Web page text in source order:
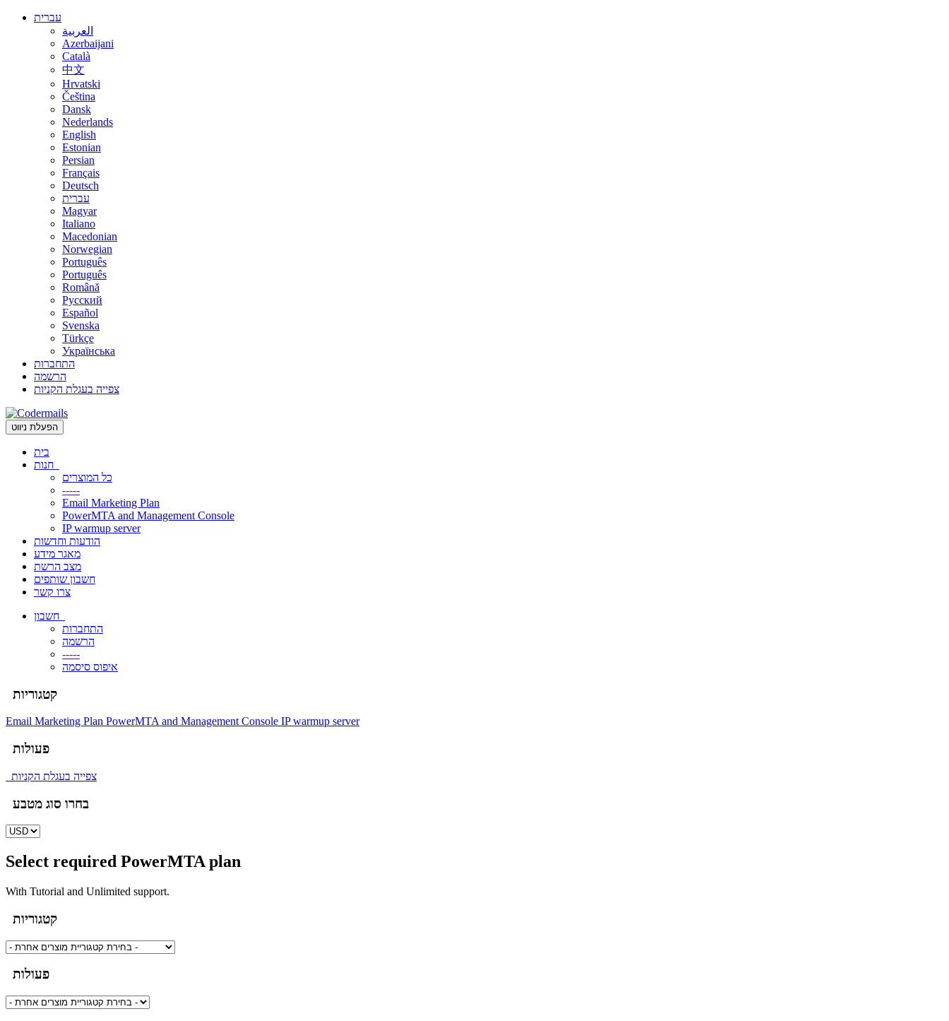
עברית
العربية
Azerbaijani
Català
中文
Hrvatski
Čeština
Dansk
Nederlands
English
Estonian
Persian
Français
Deutsch
עברית
Magyar
Italiano
Macedonian
Norwegian
Português
Português
Română
Русский
Español
Svenska
Türkçe
Українська
התחברות
הרשמה
צפייה בעגלת הקניות
הפעלת ניווט
בית
כל המוצרים
-----
Email Marketing Plan
PowerMTA and Management Console
IP warmup server
הודעות וחדשות
מאגר מידע
מצב הרשת
חשבון שותפים
צרו קשר
התחברות
הרשמה
-----
איפוס סיסמה
קטגוריות
Email Marketing Plan PowerMTA and Management Console IP warmup server
פעולות
צפייה בעגלת הקניות
בחרו סוג מטבע
Select required PowerMTA plan
With Tutorial and Unlimited support.
קטגוריות
פעולות